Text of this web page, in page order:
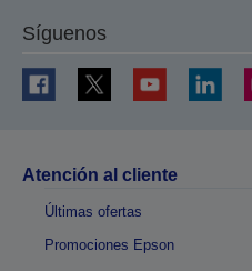
Síguenos
Atención al cliente
Últimas ofertas
Promociones Epson